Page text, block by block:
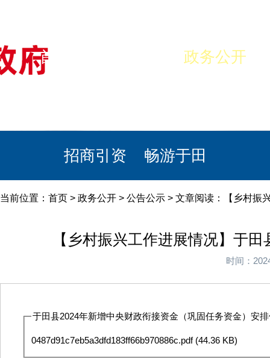
首页 政务公开
招商引资 畅游于田
当前位置： 首页 > 政务公开 > 公告公示 > 文章阅读：【乡村振
【乡村振兴工作进展情况】于
时间：
于田县2024年新增中央财政衔接资金（巩固任务资金）安
0487d91c7eb5a3dfd183ff66b970886c.pdf(44.36 KB)